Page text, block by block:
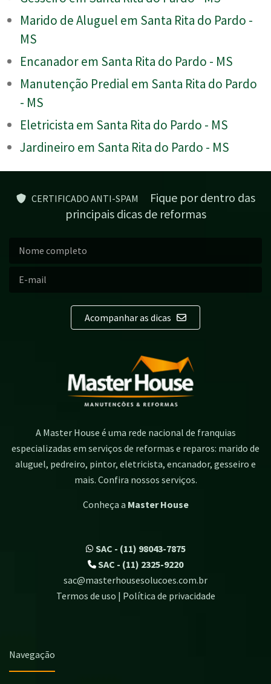
Marido de Aluguel em Santa Rita do Pardo -
MS
Encanador em Santa Rita do Pardo - MS
Manutenção Predial em Santa Rita do Pardo
- MS
Eletricista em Santa Rita do Pardo - MS
Jardineiro em Santa Rita do Pardo - MS
CERTIFICADO ANTI-SPAM
Fique por dentro das
principais dicas de reformas
Acompanhar as dicas
A Master House é uma rede nacional de franquias
especializadas em serviços de reformas e reparos: marido de
aluguel, pedreiro, pintor, eletricista, encanador, gesseiro e
mais. Confira nossos serviços.
Conheça a Master House
SAC - (11) 98043-7875
SAC - (11) 2325-9220
sac@masterhousesolucoes.com.br
Termos de uso | Política de privacidade
Navegação